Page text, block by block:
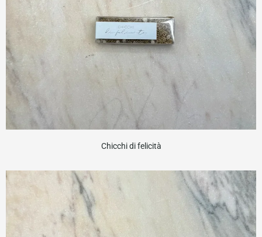
Chicchi di felicità